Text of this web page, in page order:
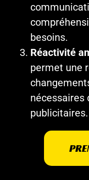
besoins.
Réactivité
permet une
nécessaires
publicitaires.